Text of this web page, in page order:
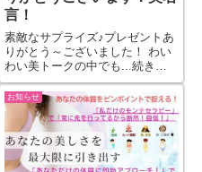
言！
素敵なサプライズ♪プレゼントあ
りがとう～ございました！ わい
わい美トークの中でも...続きを
もっと見る
お知らせ